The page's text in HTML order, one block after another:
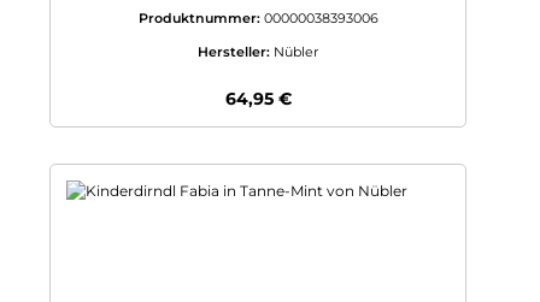
Produktnummer: 00000038393006
Hersteller: Nübler
Regulärer Preis:
64,95 €